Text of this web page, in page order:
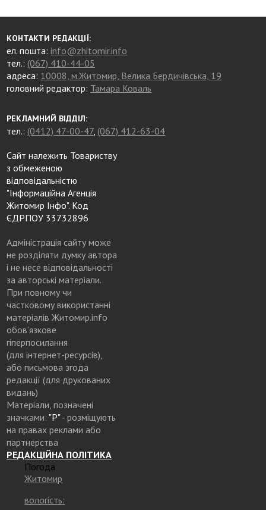
КОНТАКТИ РЕДАКЦІЇ:
ел. пошта:info@zhitomir.info
тел.: (067) 410-44-05
адреса: 10008, м.Житомир, Велика Бердичівська, 19
головний редактор: Тамара Коваль
РЕКЛАМНИЙ ВІДДІЛ:
тел.: (0412) 47-00-47, (067) 412-63-04
Сайт належить Товариству
з обмеженою
відповідальністю
"Інформаційна Агенція
Житомир Інфо". Код
ЄДРПОУ 33732896
Адміністрація сайту може
не розділяти думку автора
і не несе відповідальності
за авторські матеріали.
При повному чи
частковому використанні
матеріалів Житомир.info
обов’язкове
гіперпосилання
(для інтернет-ресурсів),
або письмова згода
редакції (для друкованих
видань)
Матеріали, позначені
значками: "Р"- розміщують
на правах реклами або
партнерства
РЕДАКЦІЙНА ПОЛІТИКА
Погода
Житомир
вологість: